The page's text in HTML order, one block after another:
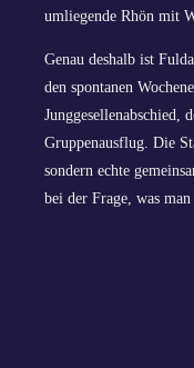
umliegende Rhön mit
Genau deshalb ist
den spontanen
Junggesellenabschied,
Gruppenausflug. Die
sondern echte
bei der Frage, was